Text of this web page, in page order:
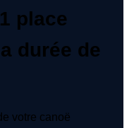
place
durée de
votre canoë